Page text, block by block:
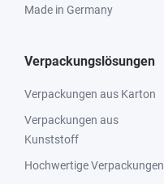
Made in Germany
Verpackungslösungen
Verpackungen aus Karton
Verpackungen aus
Kunststoff
Hochwertige Verpackungen